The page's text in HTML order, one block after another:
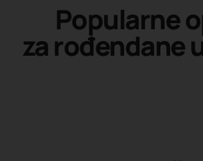
Popularne
za rođendane